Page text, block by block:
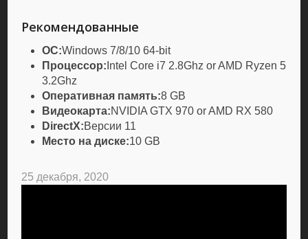
Рекомендованные
ОС:Windows 7/8/10 64-bit
Процессор: Intel Core i7 2.8Ghz or AMD Ryzen 5
3.2Ghz
Оперативная память:8 GB
Видеокарта:NVIDIA GTX 970 or AMD RX 580
DirectX:Версии 11
Место на диске:10 GB
25 декабря, 2020